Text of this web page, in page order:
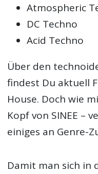
Atmospheric
DC Techno
Acid Techno
Über den
findest Du aktuell
House. Doch wie
Kopf von SINEE –
einiges an Genre-
Damit man sich in